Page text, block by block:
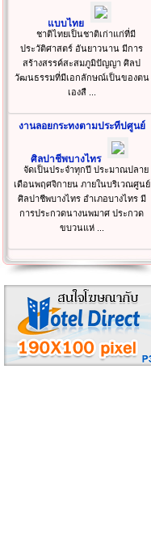
แบบไทย
ชาติไทยเป็นชาติเก่าแก่ที่มี
ประวัติศาสตร์ อันยาวนาน มีการ
สร้างสรรค์สะสมภูมิปัญญา ศิลป
วัฒนธรรมที่มีเอกลักษณ์เป็นของตน
เองสื ...
งานลอยกระทงตามประทีปศูนย์
ศิลปาชีพบางไทร
จัดเป็นประจำทุกปี ประมาณปลาย
เดือนพฤศจิกายน ภายในบริเวณศูนย์
ศิลปาชีพบางไทร อำเภอบางไทร มี
การประกวดนางนพมาศ ประกวด
ขบวนแห่ ...